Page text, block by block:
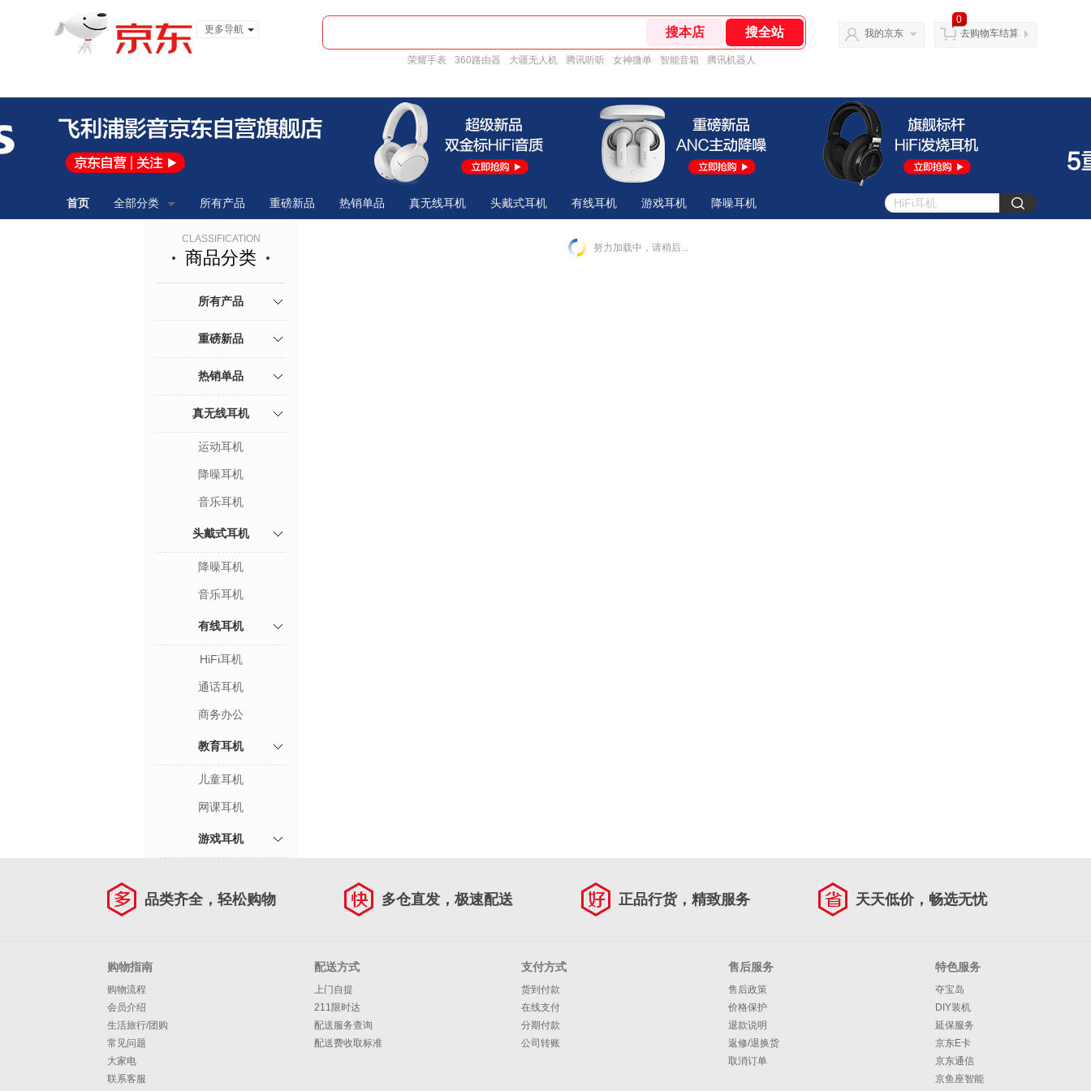
更多导航
荣耀手表 360路由器 大疆无人机 腾讯听听 女神微单 智能音箱 腾讯机器人
我的京东
0
去购物车结算
首页 全部分类 所有产品 重磅新品 热销单品 真无线耳机 头戴式耳机 有线耳机 游戏耳机 降噪耳机
CLASSIFICATION
商品分类
所有产品
重磅新品
热销单品
真无线耳机
运动耳机
降噪耳机
音乐耳机
头戴式耳机
降噪耳机
音乐耳机
有线耳机
HiFi耳机
通话耳机
商务办公
教育耳机
儿童耳机
网课耳机
游戏耳机
努力加载中，请稍后...
品类齐全，轻松购物 多仓直发，极速配送 正品行货，精致服务 天天低价，畅选无忧
购物指南
购物流程
会员介绍
生活旅行/团购
常见问题
大家电
联系客服
配送方式
上门自提
211限时达
配送服务查询
配送费收取标准
支付方式
货到付款
在线支付
分期付款
公司转账
售后服务
售后政策
价格保护
退款说明
返修/退换货
取消订单
特色服务
夺宝岛
DIY装机
延保服务
京东E卡
京东通信
京鱼座智能